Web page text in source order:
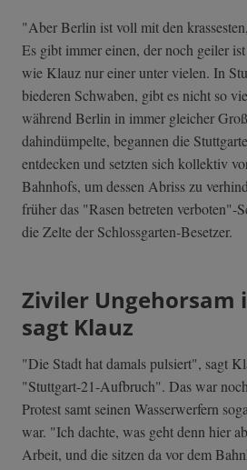
"Aber Berlin ist voll mit den
Es gibt immer einen, der noch geiler
wie Klauz nur einer unter vielen. In
biederen Schwaben, gibt es nicht so
während Berlin in immer gleicher
dahindümpelte, begannen die
entdecken und setzten sich kollektiv
Bahnhofs, um dessen Abriss zu
früher das "Rasen betreten verboten"-
die Zelte der Schlossgarten-Besetzer.
Ziviler Ungehorsam
sagt Klauz
"Die Stadt hat damals pulsiert", sagt
"Stuttgart-21-Aufbruch". Das war
Protest samt seinen Wasserwerfern
war. "Ich dachte, was geht denn hier
Arbeit, und die sitzen da vor dem